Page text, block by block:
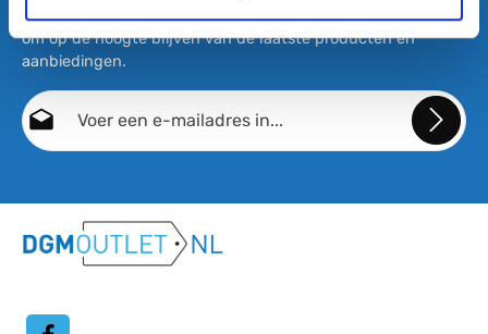
Abonneer nu op onze regelmatig verschijnende nieuwsbrief
om op de hoogte blijven van de laatste producten en
aanbiedingen.
E-mailadres*
algemene voorwaardenhebt geaccepteerd.